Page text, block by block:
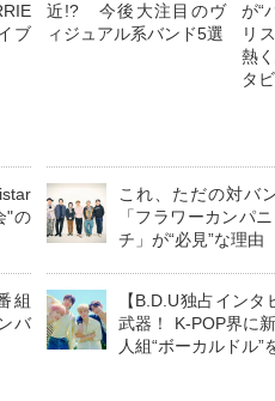
ブ
近!? 今後大注目のヴ
ィジュアル系バンド5選
が“
リ
熱
タ
"の
これ、ただの対バ
「フラワーカンパ
チ」が“必見”な理由
組
バ
【B.D.U独占イン
武器！ K-POP界に
人組“ボーカルドル”